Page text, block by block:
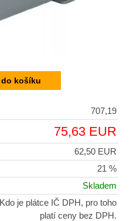
707,19
75,63 EUR
62,50 EUR
21 %
Skladem
Kdo je plátce IČ DPH, pro toho
platí ceny bez DPH.